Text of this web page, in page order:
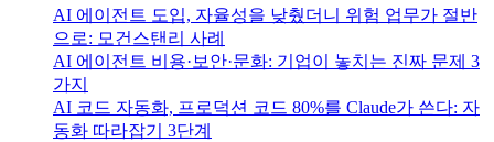
AI 에이전트 도입, 자율성을 낮췄더니 위험 업무가 절반
으로: 모건스탠리 사례
AI 에이전트 비용·보안·문화: 기업이 놓치는 진짜 문제 3
가지
AI 코드 자동화, 프로덕션 코드 80%를 Claude가 쓴다: 자
동화 따라잡기 3단계